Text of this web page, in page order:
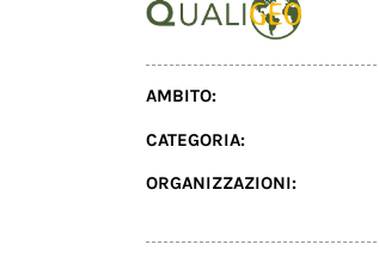
AMBITO:
CATEGORIA:
ORGANIZZAZIONI: